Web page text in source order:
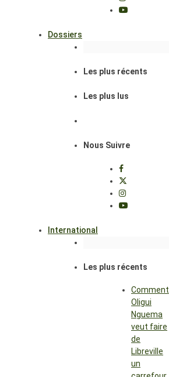
Dossiers
Les plus récents
Les plus lus
Nous Suivre
International
Les plus récents
Comment
Oligui
Nguema
veut faire
de
Libreville
un